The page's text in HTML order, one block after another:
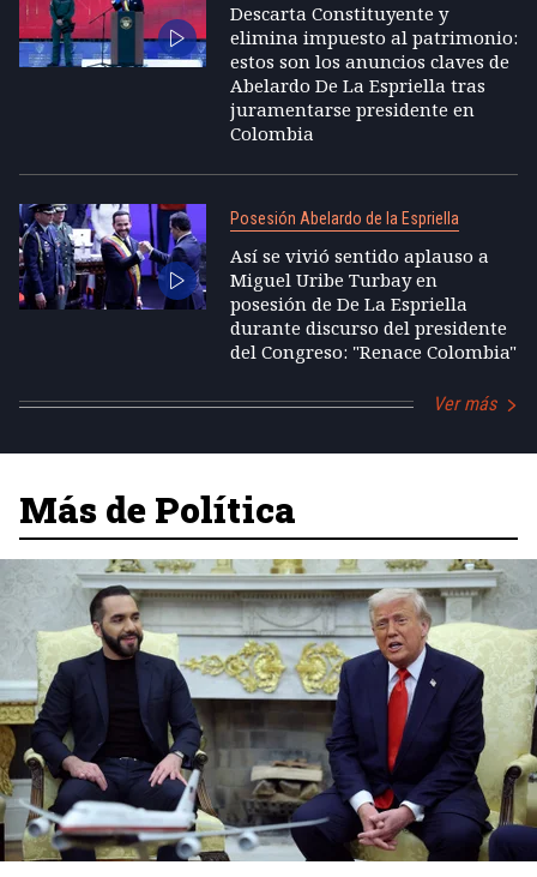
Descarta Constituyente y
elimina impuesto al patrimonio:
estos son los anuncios claves de
Abelardo De La Espriella tras
juramentarse presidente en
Colombia
Posesión Abelardo de la Espriella
Así se vivió sentido aplauso a
Miguel Uribe Turbay en
posesión de De La Espriella
durante discurso del presidente
del Congreso: "Renace Colombia"
Ver más
Más de Política